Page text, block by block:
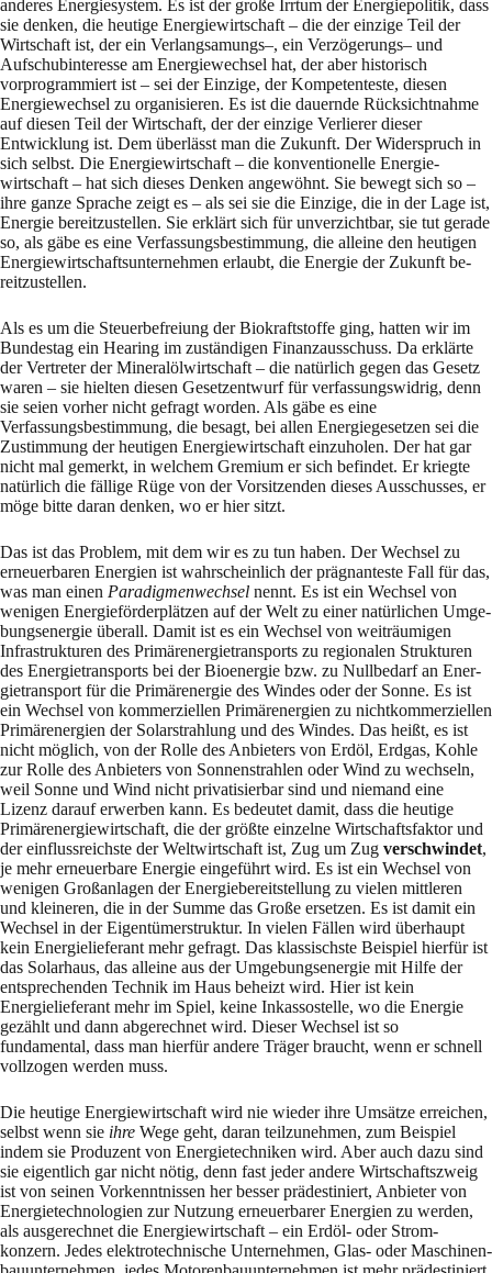
anderes Energiesystem. Es ist der große Irrtum der Ener­giepolitik, dass
sie den­ken, die heutige Energiewirtschaft – die der einzige Teil der
Wirt­schaft ist, der ein Verlangsa­mungs–, ein Verzögerungs– und
Aufschubinteresse am Ener­gie­wechsel hat, der aber historisch
vorprogrammiert ist – sei der Einzige, der Kom­pe­ten­teste, diesen
Energiewechsel zu organisie­ren. Es ist die dauernde Rücksichtnahme
auf die­sen Teil der Wirtschaft, der der einzige Verlierer dieser
Entwicklung ist. Dem überlässt man die Zu­kunft. Der Widerspruch in
sich selbst. Die Energiewirtschaft – die konventionelle Ener­gie­
wirtschaft – hat sich dieses Denken angewöhnt. Sie bewegt sich so –
ihre ganze Sprache zeigt es – als sei sie die Einzige, die in der Lage ist,
Energie bereitzustellen. Sie er­klärt sich für un­verzichtbar, sie tut gerade
so, als gäbe es eine Ver­fassungsbestimmung, die al­leine den heuti­gen
Energiewirtschaftsunternehmen erlaubt, die Ener­gie der Zukunft be­
reit­zustellen.
Als es um die Steuerbefreiung der Biokraftstoffe ging, hatten wir im
Bundestag ein Hearing im zuständigen Finanzausschuss. Da erklärte
der Vertreter der Mineralölwirtschaft – die na­tür­lich gegen das Gesetz
waren – sie hielten diesen Gesetzentwurf für verfassungswidrig, denn
sie seien vorher nicht gefragt worden. Als gäbe es eine
Verfassungsbestimmung, die be­sagt, bei allen Energiegesetzen sei die
Zustimmung der heutigen Energiewirtschaft einzu­ho­len. Der hat gar
nicht mal gemerkt, in welchem Gremium er sich befindet. Er kriegte
natür­lich die fällige Rüge von der Vorsitzenden dieses Ausschusses, er
möge bitte daran denken, wo er hier sitzt.
Das ist das Problem, mit dem wir es zu tun haben. Der Wechsel zu
erneuerbaren Energien ist wahr­scheinlich der prägnanteste Fall für das,
was man einen Paradigmenwechsel nennt. Es ist ein Wechsel von
wenigen Energieförderplätzen auf der Welt zu einer natürlichen Umge­
bungs­energie überall. Damit ist es ein Wechsel von weiträumigen
Infrastrukturen des Primär­ener­gietransports zu regionalen Strukturen
des Energietransports bei der Bioenergie bzw. zu Null­bedarf an Ener­
gietransport für die Primärenergie des Windes oder der Sonne. Es ist
ein Wech­sel von kommerzi­ellen Primärenergien zu nichtkommerziellen
Primärenergien der So­lar­strahlung und des Windes. Das heißt, es ist
nicht möglich, von der Rolle des Anbieters von Erd­öl, Erdgas, Kohle
zur Rolle des Anbieters von Sonnenstrahlen oder Wind zu wechseln,
weil Sonne und Wind nicht privati­sierbar sind und niemand eine
Lizenz darauf erwerben kann. Es bedeutet damit, dass die heutige
Primärenergiewirtschaft, die der größte einzelne Wirt­schaftsfaktor und
der einflussreichste der Weltwirtschaft ist, Zug um Zug verschwindet,
je mehr erneuerbare Energie eingeführt wird. Es ist ein Wechsel von
wenigen Großanlagen der Energiebereitstellung zu vielen mittleren
und klei­neren, die in der Summe das Große ersetzen. Es ist damit ein
Wechsel in der Eigentümerstruktur. In vielen Fällen wird überhaupt
kein Energielieferant mehr gefragt. Das klassischste Beispiel hierfür ist
das Solarhaus, das al­leine aus der Umgebungsenergie mit Hilfe der
entsprechenden Technik im Haus beheizt wird. Hier ist kein
Energielieferant mehr im Spiel, keine Inkassostelle, wo die Energie
gezählt und dann abgerechnet wird. Dieser Wechsel ist so
fundamental, dass man hierfür andere Trä­ger braucht, wenn er schnell
vollzogen werden muss.
Die heutige Energiewirtschaft wird nie wieder ihre Umsätze erreichen,
selbst wenn sie ihre Wege geht, daran teilzunehmen, zum Beispiel
indem sie Produzent von Energietechniken wird. Aber auch dazu sind
sie eigentlich gar nicht nötig, denn fast jeder andere Wirtschafts­zweig
ist von seinen Vorkenntnissen her besser prädestiniert, Anbieter von
Energietechnolo­gien zur Nutzung er­neuerbarer Energien zu werden,
als ausgerechnet die Energiewirtschaft – ein Erdöl- oder Strom­
konzern. Jedes elektrotechnische Unternehmen, Glas- oder Maschinen­